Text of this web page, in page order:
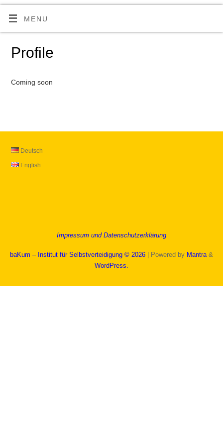
MENU
Profile
Coming soon
Deutsch
English
Impressum und Datenschutzerklärung
baKum – Institut für Selbstverteidigung © 2026 | Powered by Mantra&
WordPress.